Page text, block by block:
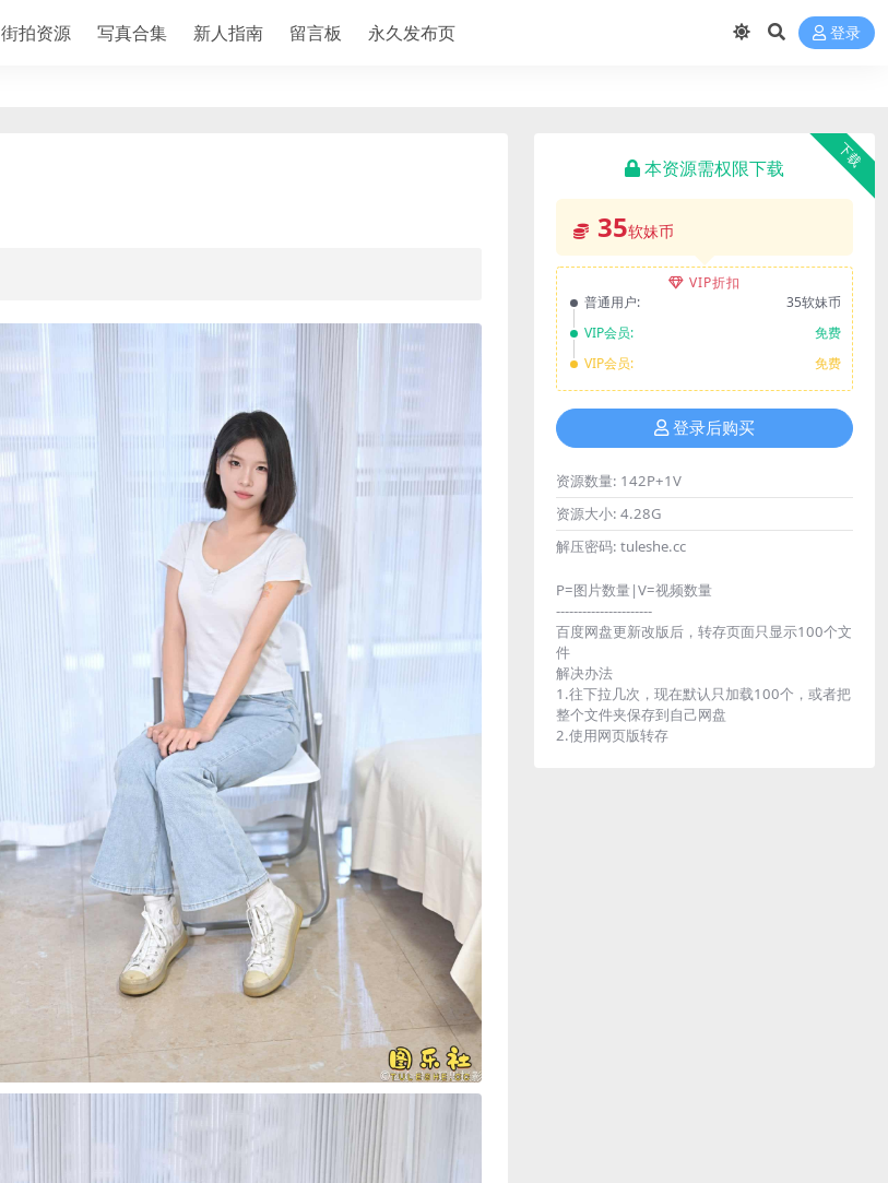
街拍资源 写真合集 新人指南 留言板 永久发布页 登录
下载
本资源需权限下载
35软妹币
VIP折扣
普通用户:
35软妹币
VIP会员:
免费
VIP会员:
免费
登录后购买
资源数量: 142P+1V
资源大小: 4.28G
解压密码: tuleshe.cc
P=图片数量|V=视频数量
----------------------
百度网盘更新改版后，转存页面只显示100个文
件
解决办法
1.往下拉几次，现在默认只加载100个，或者把
整个文件夹保存到自己网盘
2.使用网页版转存